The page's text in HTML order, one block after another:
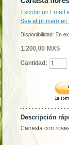
Escribir un Email
Sea el primero
Disponibilidad: En
1.200,00 MX$
Cantidad:
Descripción
Canasta con